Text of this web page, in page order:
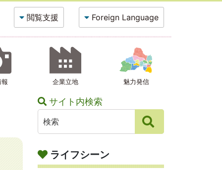
閲覧支援 Foreign Language
企業立地 魅力発信
サイト内検索
ライフシーン